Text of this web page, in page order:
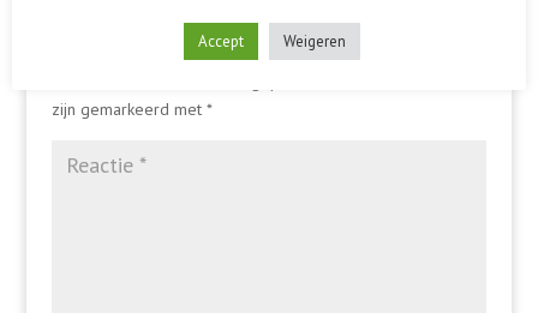
Reactie verzenden
zijn gemarkeerd met *
Accept Weigeren